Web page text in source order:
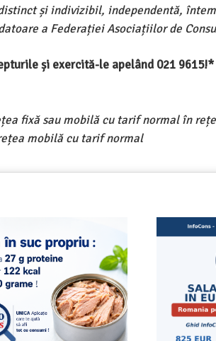
și indivizibil, independentă,
a Federației Asociațiilor de
și exercită-le apelând 021
fixă sau mobilă cu tarif normal în
mobilă cu tarif normal